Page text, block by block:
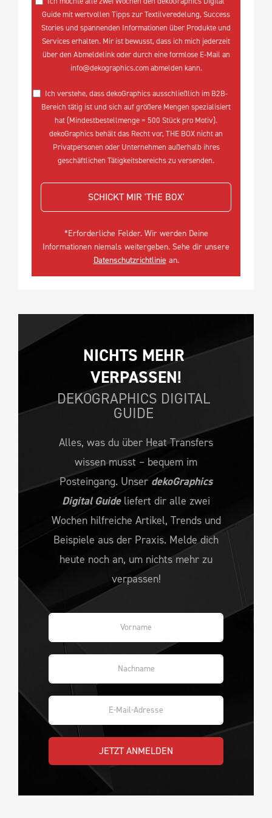
Guide mit wertvollen Tipps zur Textilveredelung, Success
Stories und spannenden Informationen über Produkte und
Services erhalten. Mir ist bewusst, dass ich mich jederzeit
über den Abmeldelink oder durch eine formlose E-Mail an
info@dekographics.com abmelden kann.
Ich verstehe, dass dekoGraphics ausschließlich im B2B-
Bereich tätig ist und sich auf größere Mengen spezialisiert
hat (Mindestbestellmenge = 500 Stück pro Motiv).
dekoGraphics behält das Recht vor, THE BOX nicht an
Privatpersonen oder Unternehmen außerhalb ihres
geschäftlichen Tätigkeitsbereichs zu versenden.
SCHICKT MIR 'THE BOX'
*Erforderliche Felder. Wir werden Deine
Informationen niemals weitergeben. Sehe dir unsere
Datenschutzrichtlinie an.
NICHTS MEHR
VERPASSEN!
DEKOGRAPHICS DIGITAL
GUIDE
Alles, was du über Heat Transfers
wissen musst – bequem im
Posteingang. Unser dekoGraphics
Digital Guideliefert dir alle zwei
Wochen hilfreiche Artikel, Trends und
Beispiele aus der Praxis. Melde dich
heute noch an, um nichts mehr zu
verpassen!
JETZT ANMELDEN